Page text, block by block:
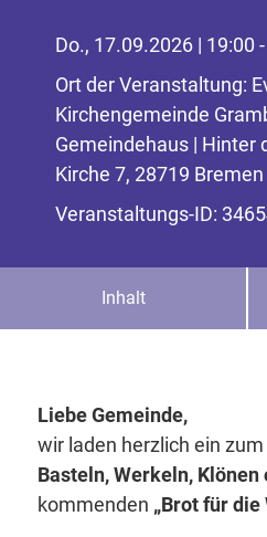
Do., 17.09.2026 | 19:00
Ort der Veranstaltung:
Kirchengemeinde
Gemeindehaus | Hinter
Kirche 7, 28719 Bremen
Veranstaltungs-ID:
Inhalt
Liebe Gemeinde,
wir laden herzlich ein
Basteln, Werkeln,
kommenden „Brot für die